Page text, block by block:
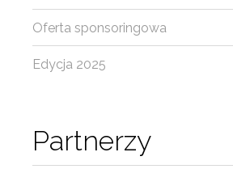
Partnerzy
Oferta sponsoringowa
Edycja 2025